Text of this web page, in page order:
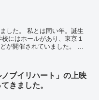
した。 私とは同い年。誕生
にはホールがあり、東京１
が開催されていました。 私
ノブイリハート」の上映
きました。